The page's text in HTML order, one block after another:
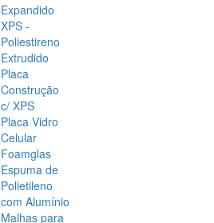
Expandido
XPS -
Poliestireno
Extrudido
Placa
Construção
c/ XPS
Placa Vidro
Celular
Foamglas
Espuma de
Polietileno
com Alumínio
Malhas para